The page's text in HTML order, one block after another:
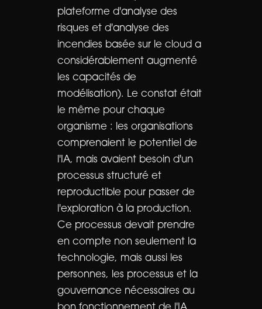
plateforme d'analyse des
risques et d'analyse des
incendies basée sur le cloud a
considérablement augmenté
les capacités de
modélisation). Le constat était
le même pour chaque
organisme : les organisations
comprenaient le potentiel de
l'IA, mais avaient besoin d'un
processus structuré et
reproductible pour passer de
l'exploration à la production.
Ce processus devait prendre
en compte non seulement la
technologie, mais aussi les
personnes, les processus et la
gouvernance nécessaires au